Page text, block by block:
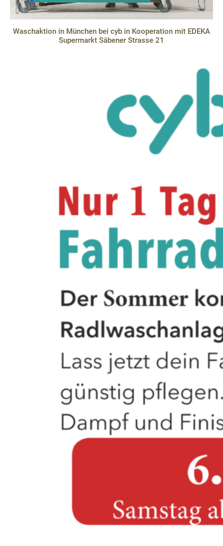
Waschaktion in München bei cyb in Kooperation mit EDEKA
Supermarkt Säbener Strasse 21